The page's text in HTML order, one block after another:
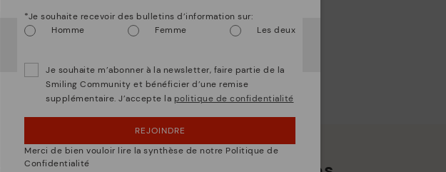
Il semble que vous êtes en États-Unis
et vous allez
OUPS... JE ME SUIS TROMPÉ, JE VEUX RESTER
NON, JE VEUX ALLER SUR LE SITE WEB DU
LUXEMBOURG
*Je souhaite recevoir des bulletins d’information sur:
Homme
Femme Les deux
Je souhaite m’abonner à la newsletter, faire partie de la
Smiling Community et bénéficier d’une remise
supplémentaire. J’accepte la politique de confidentialité
REJOINDRE
Merci de bien vouloir lire la synthèse de notre Politique de
Confidentialité